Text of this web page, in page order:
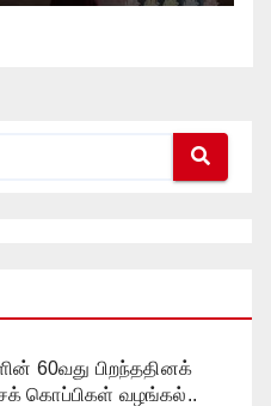
60வது பிறந்ததினக்
கொப்பிகள் வழங்கல்..